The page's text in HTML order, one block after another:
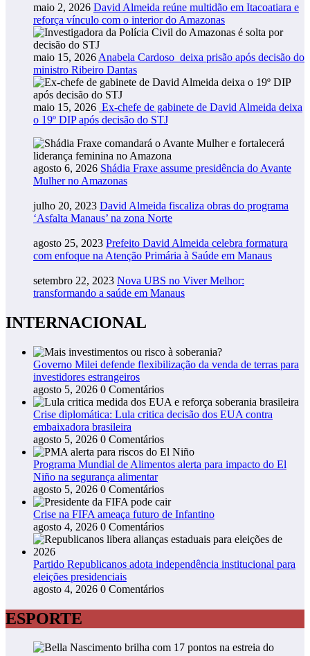
maio 2, 2026 David Almeida reúne multidão em Itacoatiara e
reforça vínculo com o interior do Amazonas
maio 15, 2026 Anabela Cardoso deixa prisão após decisão do
ministro Ribeiro Dantas
maio 15, 2026 Ex-chefe de gabinete de David Almeida deixa
o 19º DIP após decisão do STJ
agosto 6, 2026 Shádia Fraxe assume presidência do Avante
Mulher no Amazonas
julho 20, 2023 David Almeida fiscaliza obras do programa
‘Asfalta Manaus’ na zona Norte
agosto 25, 2023 Prefeito David Almeida celebra formatura
com enfoque na Atenção Primária à Saúde em Manaus
setembro 22, 2023 Nova UBS no Viver Melhor:
transformando a saúde em Manaus
INTERNACIONAL
Governo Milei defende flexibilização da venda de terras para
investidores estrangeiros
agosto 5, 2026 0 Comentários
Crise diplomática: Lula critica decisão dos EUA contra
embaixadora brasileira
agosto 5, 2026 0 Comentários
Programa Mundial de Alimentos alerta para impacto do El
Niño na segurança alimentar
agosto 5, 2026 0 Comentários
Crise na FIFA ameaça futuro de Infantino
agosto 4, 2026 0 Comentários
Partido Republicanos adota independência institucional para
eleições presidenciais
agosto 4, 2026 0 Comentários
ESPORTE